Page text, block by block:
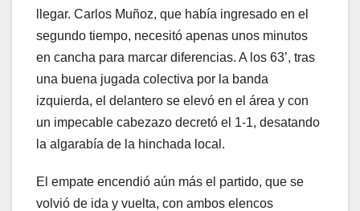
llegar. Carlos Muñoz, que había ingresado en el
segundo tiempo, necesitó apenas unos minutos
en cancha para marcar diferencias. A los 63’, tras
una buena jugada colectiva por la banda
izquierda, el delantero se elevó en el área y con
un impecable cabezazo decretó el 1-1, desatando
la algarabía de la hinchada local.
El empate encendió aún más el partido, que se
volvió de ida y vuelta, con ambos elencos